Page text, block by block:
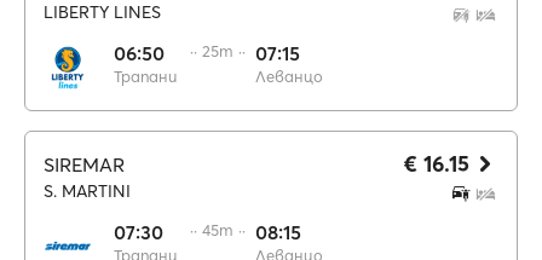
LIBERTY LINES
06:50
Трапани
·· 25m ·· 07:15
Леванцо
SIREMAR
S. MARTINI
07:30
Трапани
·· 45m ·· 08:15
Леванцо
€ 16.15